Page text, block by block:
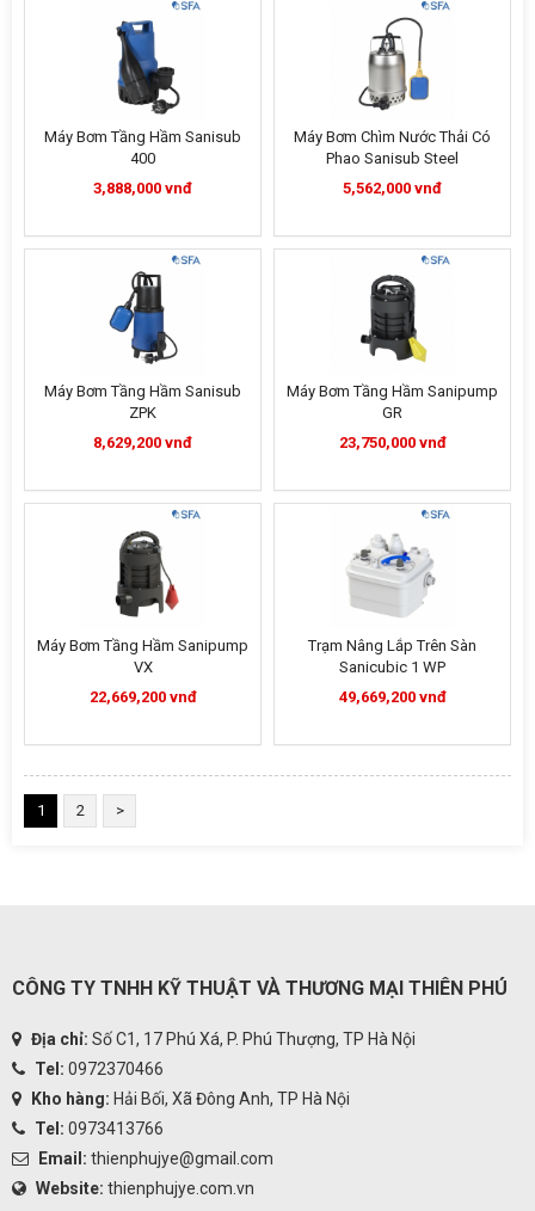
Máy Bơm Tầng Hầm Sanisub
400
3,888,000 vnđ
Máy Bơm Chìm Nước Thải Có
Phao Sanisub Steel
5,562,000 vnđ
Máy Bơm Tầng Hầm Sanisub
ZPK
8,629,200 vnđ
Máy Bơm Tầng Hầm Sanipump
GR
23,750,000 vnđ
Máy Bơm Tầng Hầm Sanipump
VX
22,669,200 vnđ
Trạm Nâng Lắp Trên Sàn
Sanicubic 1 WP
49,669,200 vnđ
1 2 >
CÔNG TY TNHH KỸ THUẬT VÀ THƯƠNG MẠI THIÊN PHÚ
Địa chỉ: Số C1, 17 Phú Xá, P. Phú Thượng, TP Hà Nội
Tel: 0972370466
Kho hàng: Hải Bối, Xã Đông Anh, TP Hà Nội
Tel: 0973413766
Email: thienphujye@gmail.com
Website: thienphujye.com.vn